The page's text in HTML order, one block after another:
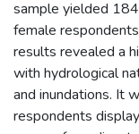
sample yielded
female
results revealed a
with hydrological
and inundations. It
respondents